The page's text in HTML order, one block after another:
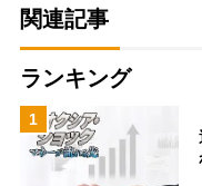
関連記事
ランキング
1